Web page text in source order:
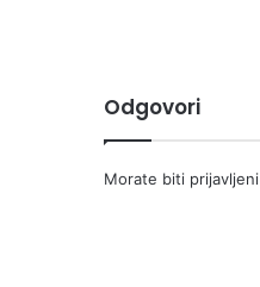
Odgovori
Morate biti prijavljeni